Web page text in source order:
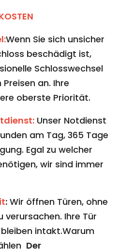
Wenn Sie sich unsicher
beschädigt ist,
Schlosswechsel
an. Ihre
oberste Priorität.
Unser Notdienst
am Tag, 365 Tage
Egal zu welcher
wir sind immer
: Wir öffnen Türen, ohne
verursachen. Ihre Tür
intakt.Warum
Der